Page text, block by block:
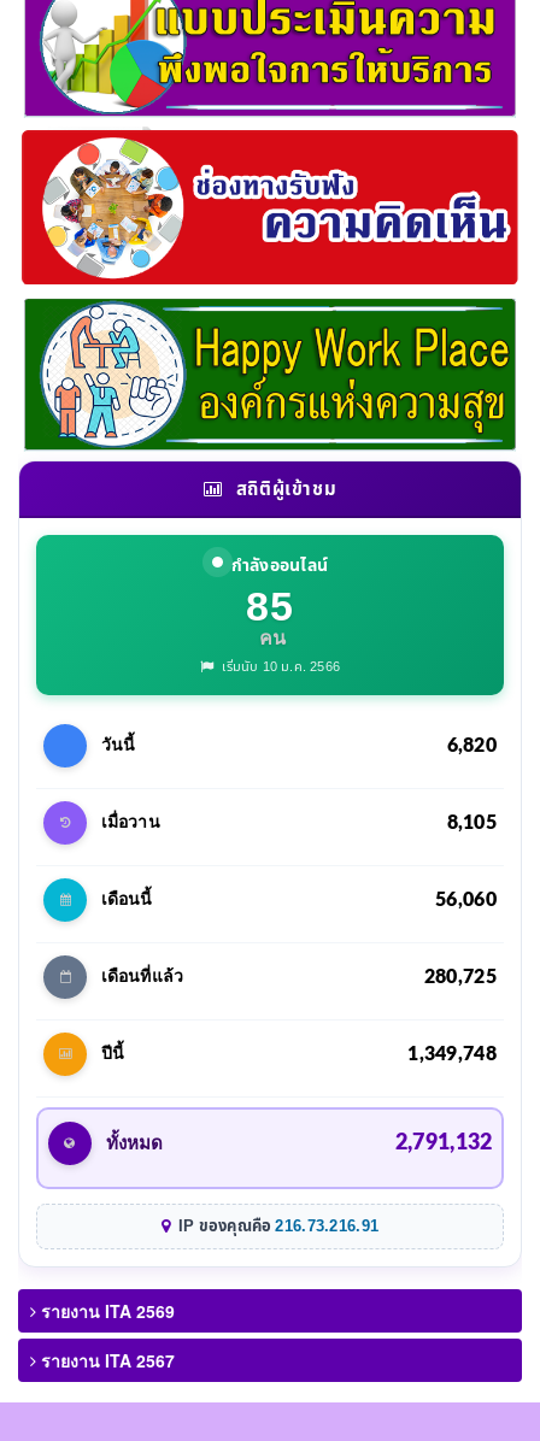
สถิติผู้เข้าชม
กำลังออนไลน์
85
คน
เริ่มนับ 10 ม.ค. 2566
วันนี้ 6,820
เมื่อวาน 8,105
เดือนนี้ 56,060
เดือนที่แล้ว 280,725
ปีนี้ 1,349,748
ทั้งหมด 2,791,132
IP ของคุณคือ216.73.216.91
รายงาน ITA 2569
รายงาน ITA 2567